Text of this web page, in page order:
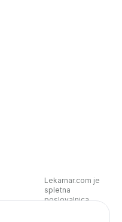
Lekarnar.com je
spletna
poslovalnica